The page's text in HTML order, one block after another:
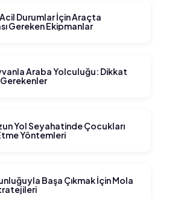
Durumlar İçin Araçta
Gereken Ekipmanlar
Araba Yolculuğu: Dikkat
Yol Seyahatinde Çocukları
Yöntemleri
Başa Çıkmak İçin Mola